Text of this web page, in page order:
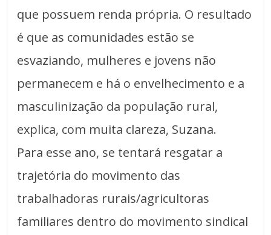
que possuem renda própria. O resultado
é que as comunidades estão se
esvaziando, mulheres e jovens não
permanecem e há o envelhecimento e a
masculinização da população rural,
explica, com muita clareza, Suzana.
Para esse ano, se tentará resgatar a
trajetória do movimento das
trabalhadoras rurais/agricultoras
familiares dentro do movimento sindical